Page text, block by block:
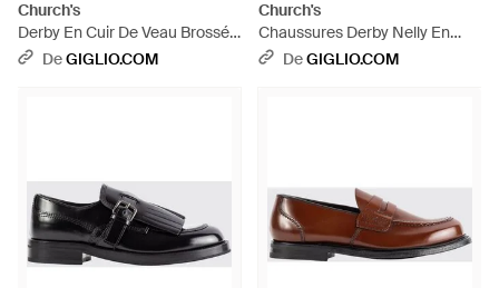
Church's
Derby En Cuir De Veau Brossé
À Motif Brogue Et Semelle
DeGIGLIO.COM
Church's
Chaussures Derby Nelly En
Cuir Suédé Avec Bout Rond Et
DeGIGLIO.COM